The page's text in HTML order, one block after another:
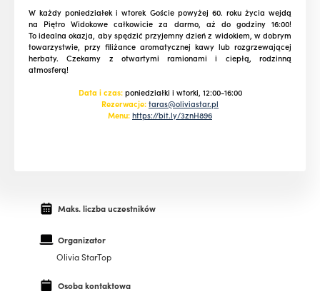
W każdy poniedziałek i wtorek Goście powyżej 60. roku życia wejdą
na Piętro Widokowe całkowicie za darmo, aż do godziny 16:00!
To idealna okazja, aby spędzić przyjemny dzień z widokiem, w dobrym
towarzystwie, przy filiżance aromatycznej kawy lub rozgrzewającej
herbaty. Czekamy z otwartymi ramionami i ciepłą, rodzinną
atmosferą!
Data i czas:poniedziałki i wtorki, 12:00-16:00
Rezerwacje:taras@oliviastar.pl
Menu:https://bit.ly/3znH896
Maks. liczba uczestników
Organizator
Olivia StarTop
Osoba kontaktowa